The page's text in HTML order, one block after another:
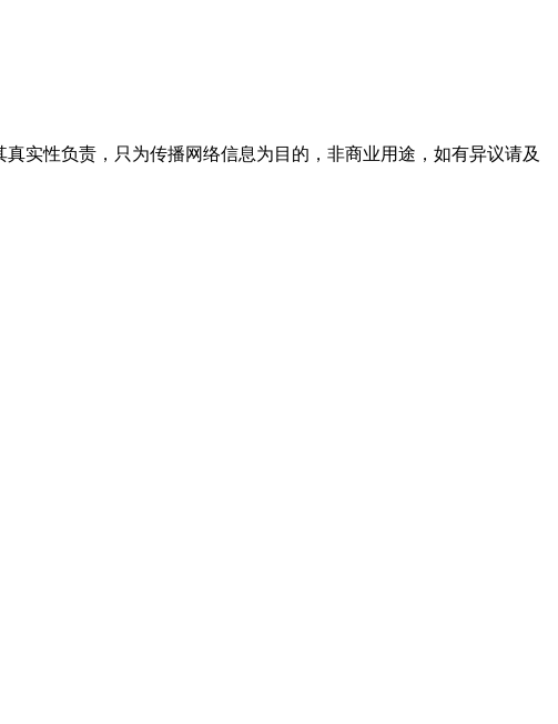
实性负责，只为传播网络信息为目的，非商业用途，如有异议请及